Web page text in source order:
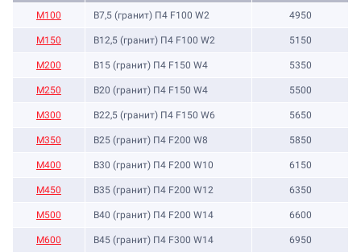
M100 B7,5 (гранит) П4 F100 W2 4950
M150 B12,5 (гранит) П4 F100 W2 5150
М200 B15 (гранит) П4 F150 W4 5350
М250 B20 (гранит) П4 F150 W4 5500
М300 B22,5 (гранит) П4 F150 W6 5650
М350 B25 (гранит) П4 F200 W8 5850
М400 B30 (гранит) П4 F200 W10 6150
М450 B35 (гранит) П4 F200 W12 6350
М500 B40 (гранит) П4 F200 W14 6600
М600 B45 (гранит) П4 F300 W14 6950